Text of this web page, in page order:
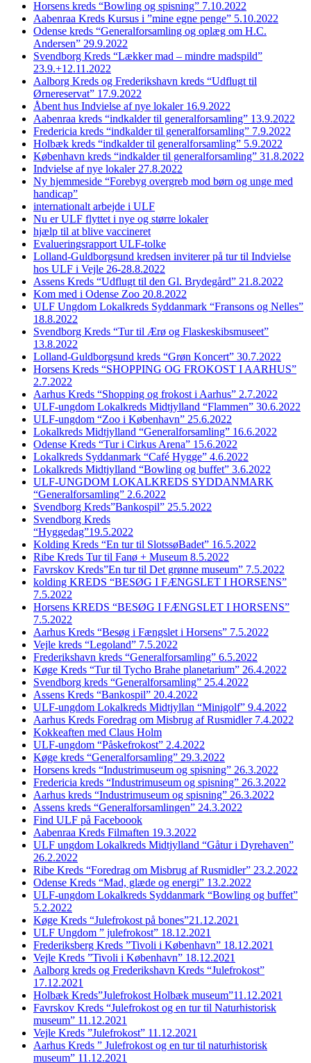
Horsens kreds “Bowling og spisning” 7.10.2022
Aabenraa Kreds Kursus i ”mine egne penge” 5.10.2022
Odense kreds “Generalforsamling og oplæg om H.C.
Andersen” 29.9.2022
Svendborg Kreds “Lækker mad – mindre madspild”
23.9.+12.11.2022
Aalborg Kreds og Frederikshavn kreds “Udflugt til
Ørnereservat” 17.9.2022
Åbent hus Indvielse af nye lokaler 16.9.2022
Aabenraa kreds “indkalder til generalforsamling” 13.9.2022
Fredericia kreds “indkalder til generalforsamling” 7.9.2022
Holbæk kreds “indkalder til generalforsamling” 5.9.2022
København kreds “indkalder til generalforsamling” 31.8.2022
Indvielse af nye lokaler 27.8.2022
Ny hjemmeside “Forebyg overgreb mod børn og unge med
handicap”
internationalt arbejde i ULF
Nu er ULF flyttet i nye og større lokaler
hjælp til at blive vaccineret
Evalueringsrapport ULF-tolke
Lolland-Guldborgsund kredsen inviterer på tur til Indvielse
hos ULF i Vejle 26-28.8.2022
Assens Kreds “Udflugt til den Gl. Brydegård” 21.8.2022
Kom med i Odense Zoo 20.8.2022
ULF Ungdom Lokalkreds Syddanmark “Fransons og Nelles”
18.8.2022
Svendborg Kreds “Tur til Ærø og Flaskeskibsmuseet”
13.8.2022
Lolland-Guldborgsund kreds “Grøn Koncert” 30.7.2022
Horsens Kreds “SHOPPING OG FROKOST I AARHUS”
2.7.2022
Aarhus Kreds “Shopping og frokost i Aarhus” 2.7.2022
ULF-ungdom Lokalkreds Midtjylland “Flammen” 30.6.2022
ULF-ungdom “Zoo i København” 25.6.2022
Lokalkreds Midtjylland “Generalforsamling” 16.6.2022
Odense Kreds “Tur i Cirkus Arena” 15.6.2022
Lokalkreds Syddanmark “Café Hygge” 4.6.2022
Lokalkreds Midtjylland “Bowling og buffet” 3.6.2022
ULF-UNGDOM LOKALKREDS SYDDANMARK
“Generalforsamling” 2.6.2022
Svendborg Kreds”Bankospil” 25.5.2022
Svendborg Kreds
“Hyggedag”19.5.2022
Kolding Kreds “En tur til SlotssøBadet” 16.5.2022
Ribe Kreds Tur til Fanø + Museum 8.5.2022
Favrskov Kreds”En tur til Det grønne museum” 7.5.2022
kolding KREDS “BESØG I FÆNGSLET I HORSENS”
7.5.2022
Horsens KREDS “BESØG I FÆNGSLET I HORSENS”
7.5.2022
Aarhus Kreds “Besøg i Fængslet i Horsens” 7.5.2022
Vejle kreds “Legoland” 7.5.2022
Frederikshavn kreds “Generalforsamling” 6.5.2022
Køge Kreds “Tur til Tycho Brahe planetarium” 26.4.2022
Svendborg kreds “Generalforsamling” 25.4.2022
Assens Kreds “Bankospil” 20.4.2022
ULF-ungdom Lokalkreds Midtjyllan “Minigolf” 9.4.2022
Aarhus Kreds Foredrag om Misbrug af Rusmidler 7.4.2022
Kokkeaften med Claus Holm
ULF-ungdom “Påskefrokost” 2.4.2022
Køge kreds “Generalforsamling” 29.3.2022
Horsens kreds “Industrimuseum og spisning” 26.3.2022
Fredericia kreds “Industrimuseum og spisning” 26.3.2022
Aarhus kreds “Industrimuseum og spisning” 26.3.2022
Assens kreds “Generalforsamlingen” 24.3.2022
Find ULF på Faceboook
Aabenraa Kreds Filmaften 19.3.2022
ULF ungdom Lokalkreds Midtjylland “Gåtur i Dyrehaven”
26.2.2022
Ribe Kreds “Foredrag om Misbrug af Rusmidler” 23.2.2022
Odense Kreds “Mad, glæde og energi” 13.2.2022
ULF-ungdom Lokalkreds Syddanmark “Bowling og buffet”
5.2.2022
Køge Kreds “Julefrokost på bones”21.12.2021
ULF Ungdom ” julefrokost” 18.12.2021
Frederiksberg Kreds ”Tivoli i København” 18.12.2021
Vejle Kreds ”Tivoli i København” 18.12.2021
Aalborg kreds og Frederikshavn Kreds “Julefrokost”
17.12.2021
Holbæk Kreds”Julefrokost Holbæk museum”11.12.2021
Favrskov Kreds “Julefrokost og en tur til Naturhistorisk
museum” 11.12.2021
Vejle Kreds ”Julefrokost” 11.12.2021
Aarhus Kreds ” Julefrokost og en tur til naturhistorisk
museum” 11.12.2021